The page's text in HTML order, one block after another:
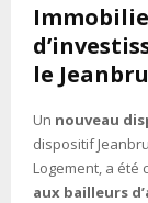
le
Un nouveau
dispositif
Logement, a été
aux bailleurs